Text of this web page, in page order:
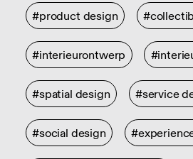
#product design
#interieurontwerp
#spatial design #service
#social design